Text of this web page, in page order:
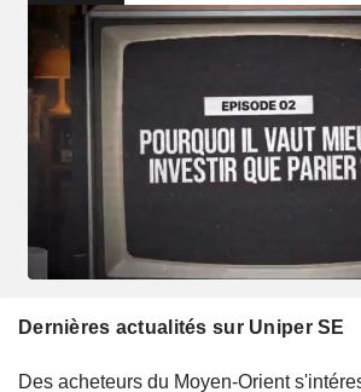
Dernières actualités sur Uniper SE
Des acheteurs du Moyen-Orient